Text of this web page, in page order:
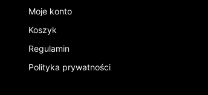
Moje konto
Koszyk
Regulamin
Polityka prywatności